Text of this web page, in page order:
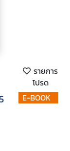
รายการ
โปรด
E-BOOK